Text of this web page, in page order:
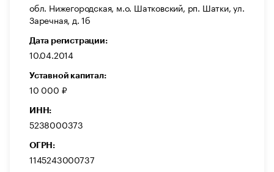
обл. Нижегородская, м.о. Шатковский, рп. Шатки, ул.
Заречная, д. 1б
Дата регистрации:
10.04.2014
Уставной капитал:
10 000 ₽
ИНН:
5238000373
ОГРН:
1145243000737